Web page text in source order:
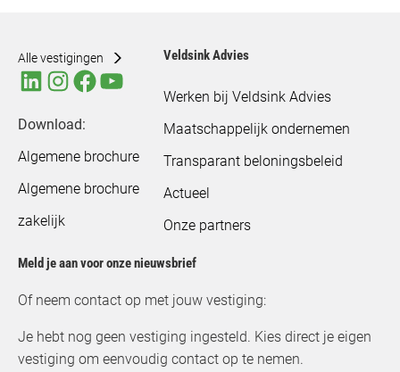
Alle vestigingen
Download:
Algemene brochure
Algemene brochure
zakelijk
Veldsink Advies
Werken bij Veldsink Advies
Maatschappelijk ondernemen
Transparant beloningsbeleid
Actueel
Onze partners
Meld je aan voor onze nieuwsbrief
Of neem contact op met jouw vestiging:
Je hebt nog geen vestiging ingesteld. Kies direct je eigen
vestiging om eenvoudig contact op te nemen.